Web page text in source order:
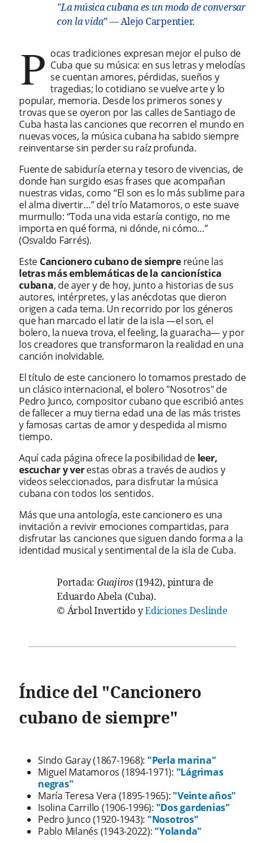
"La música cubana es un modo de conversar
con la vida”— Alejo Carpentier.
P ocas tradiciones expresan mejor el pulso de
Cuba que su música: en sus letras y melodías
se cuentan amores, pérdidas, sueños y
tragedias; lo cotidiano se vuelve arte y lo
popular, memoria. Desde los primeros sones y
trovas que se oyeron por las calles de Santiago de
Cuba hasta las canciones que recorren el mundo en
nuevas voces, la música cubana ha sabido siempre
reinventarse sin perder su raíz profunda.
Fuente de sabiduría eterna y tesoro de vivencias, de
donde han surgido esas frases que acompañan
nuestras vidas, como “El son es lo más sublime para
el alma divertir…” del trío Matamoros, o este suave
murmullo: “Toda una vida estaría contigo, no me
importa en qué forma, ni dónde, ni cómo…”
(Osvaldo Farrés).
Este Cancionero cubano de siemprereúne las
letras más emblemáticas de la cancionística
cubana, de ayer y de hoy, junto a historias de sus
autores, intérpretes, y las anécdotas que dieron
origen a cada tema. Un recorrido por los géneros
que han marcado el latir de la isla —el son, el
bolero, la nueva trova, el feeling, la guaracha— y por
los creadores que transformaron la realidad en una
canción inolvidable.
El título de este cancionero lo tomamos prestado de
un clásico internacional, el bolero "Nosotros" de
Pedro Junco, compositor cubano que escribió antes
de fallecer a muy tierna edad una de las más tristes
y famosas cartas de amor y despedida al mismo
tiempo.
Aquí cada página ofrece la posibilidad de leer,
escuchar y verestas obras a través de audios y
videos seleccionados, para disfrutar la música
cubana con todos los sentidos.
Más que una antología, este cancionero es una
invitación a revivir emociones compartidas, para
disfrutar las canciones que siguen dando forma a la
identidad musical y sentimental de la isla de Cuba.
Portada: Guajiros (1942), pintura de
Eduardo Abela (Cuba).
© Árbol Invertido yEdiciones Deslinde
Índice del "Cancionero
cubano de siempre"
Sindo Garay (1867-1968): "Perla marina"
Miguel Matamoros (1894-1971): "Lágrimas
negras"
María Teresa Vera (1895-1965): "Veinte años"
Isolina Carrillo (1906-1996): "Dos gardenias"
Pedro Junco (1920-1943): "Nosotros"
Pablo Milanés (1943-2022): "Yolanda"